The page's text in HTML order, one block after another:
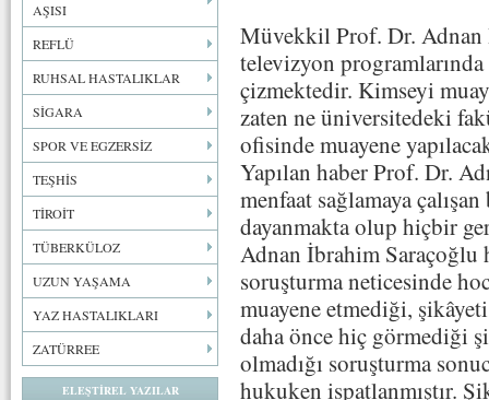
AŞISI
REFLÜ
RUHSAL HASTALIKLAR
SİGARA
SPOR VE EGZERSİZ
TEŞHİS
TİROİT
TÜBERKÜLOZ
UZUN YAŞAMA
YAZ HASTALIKLARI
ZATÜRREE
ELEŞTİREL YAZILAR
Müvekkil Prof. Dr. Adnan
televizyon
çizmektedir. Kimseyi
zaten ne üniversitedeki
ofisinde muayene
Yapılan haber Prof. Dr.
menfaat sağlamaya
dayanmakta olup hiçbir
Adnan İbrahim Saraçoğlu
soruşturma neticesinde
muayene etmediği,
daha önce hiç görmediği
olmadığı soruşturma
hukuken ispatlanmıştır.